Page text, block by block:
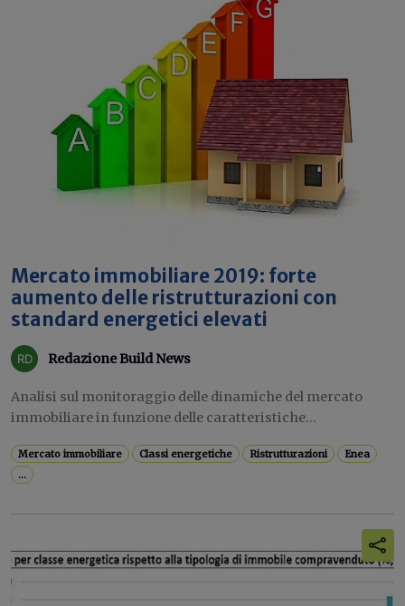
Mercato immobiliare 2019: forte
aumento delle ristrutturazioni con
standard energetici elevati
Redazione Build News
Analisi sul monitoraggio delle dinamiche del mercato
immobiliare in funzione delle caratteristiche...
Mercato immobiliare Classi energetiche Ristrutturazioni
Enea
...